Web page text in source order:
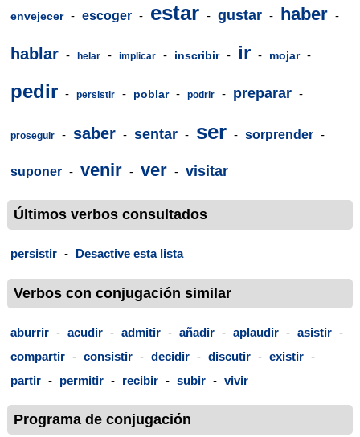
envejecer - escoger - estar - gustar - haber -
hablar - helar - implicar - inscribir - ir - mojar -
pedir - persistir - poblar - podrir - preparar -
proseguir - saber - sentar - ser - sorprender -
suponer - venir - ver - visitar
Últimos verbos consultados
persistir - Desactive esta lista
Verbos con conjugación similar
aburrir - acudir - admitir - añadir - aplaudir - asistir -
compartir - consistir - decidir - discutir - existir -
partir - permitir - recibir - subir - vivir
Programa de conjugación